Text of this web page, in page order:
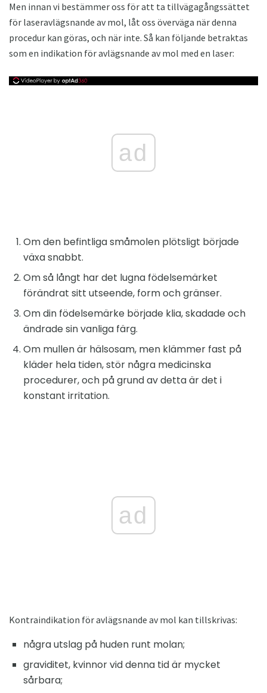
Men innan vi bestämmer oss för att ta tillvägagångssättet
för laseravlägsnande av mol, låt oss överväga när denna
procedur kan göras, och när inte. Så kan följande betraktas
som en indikation för avlägsnande av mol med en laser:
ad
Om den befintliga småmolen plötsligt började
växa snabbt.
Om så långt har det lugna födelsemärket
förändrat sitt utseende, form och gränser.
Om din födelsemärke började klia, skadade och
ändrade sin vanliga färg.
Om mullen är hälsosam, men klämmer fast på
kläder hela tiden, stör några medicinska
procedurer, och på grund av detta är det i
konstant irritation.
ad
Kontraindikation för avlägsnande av mol kan tillskrivas:
några utslag på huden runt molan;
graviditet, kvinnor vid denna tid är mycket
sårbara;